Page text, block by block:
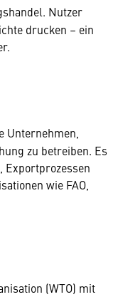
Nutzer
drucken – ein
Unternehmen,
zu betreiben. Es
Exportprozessen
wie FAO,
(WTO) mit